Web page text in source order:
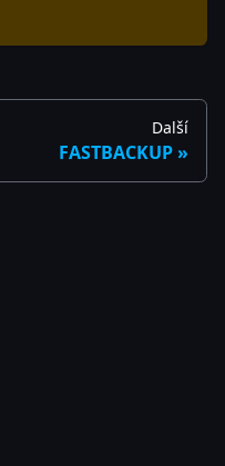
Další
FASTBACKUP